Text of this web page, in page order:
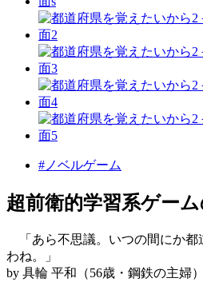
#ノベルゲーム
超前衛的学習系ゲーム
「あら不思議。いつの間にか都
わね。」
by 具輪 平和（56歳・鋼鉄の主婦）